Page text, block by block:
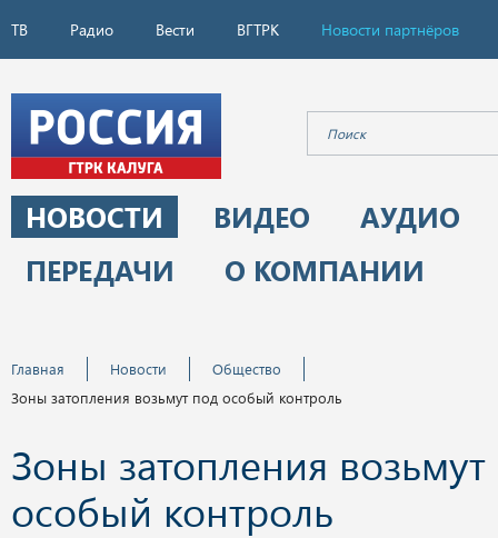
ТВ Радио Вести ВГТРК Новости партнёров
НОВОСТИ ВИДЕО
АУДИО
ПЕРЕДАЧИ
О КОМПАНИИ
Главная Новости
Общество
Зоны затопления возьмут под особый контроль
Зоны затопления
особый контроль